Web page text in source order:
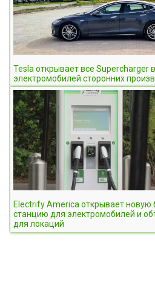
Tesla открывает все Supercharger
электромобилей сторонних
Electrify America открывает
станцию для электромобилей и
для локаций